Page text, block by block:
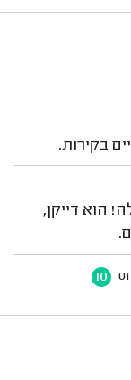
בקירות.
הוא דייקן,
10